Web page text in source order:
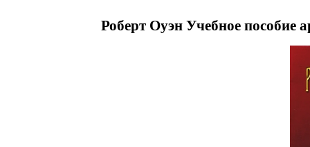
Роберт Оуэн Учебное пособие